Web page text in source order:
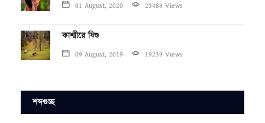
01 August, 2020 23488 Views
কাশ্মীরে যিশু
09 August, 2019 19239 Views
শব্দগুচ্ছ